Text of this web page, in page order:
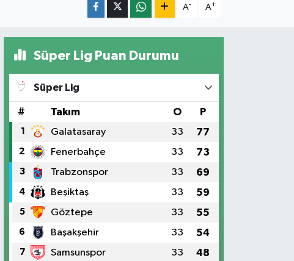
A- A+
Süper Lig Puan Durumu
Süper Lig
# Takım O P
1 Galatasaray 33 77
2 Fenerbahçe 33 73
3 Trabzonspor 33 69
4 Beşiktaş 33 59
5 Göztepe 33 55
6 Başakşehir 33 54
7 Samsunspor 33 48